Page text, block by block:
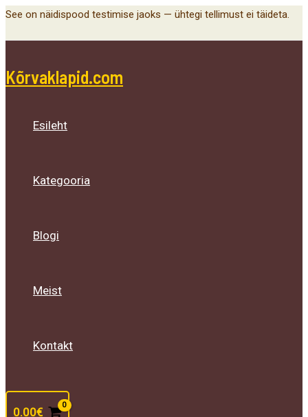
Skip
See on näidispood testimise jaoks — ühtegi tellimust ei täideta.
Kõrvaklapid.com
Esileht
Kategooria
Blogi
Meist
Kontakt
0.00€
Menu
Toggle
Menu
Toggle
Menu
Toggle
Main
Menu